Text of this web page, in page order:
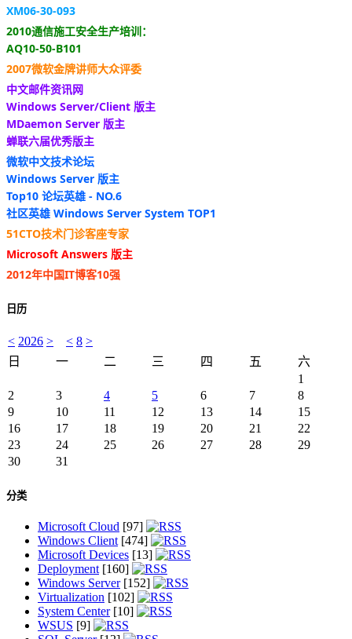
XM06-30-093
2010通信施工安全生产培训：
AQ10-50-B101
2007微软金牌讲师大众评委
中文邮件资讯网
Windows Server/Client 版主
MDaemon Server 版主
蝉联六届优秀版主
微软中文技术论坛
Windows Server 版主
Top10 论坛英雄 - NO.6
社区英雄 Windows Server System TOP1
51CTO技术门诊客座专家
Microsoft Answers 版主
2012年中国IT博客10强
日历
< 2026 > < 8 >
日
一 二 三 四 五
六
1
2
3 4 5 6 7
8
9
10 11 12 13 14
15
16
17 18 19 20 21
22
23
24 25 26 27 28
29
30
31
分类
Microsoft Cloud [97]
Windows Client[474]
Microsoft Devices [13]
Deployment[160]
Windows Server[152]
Virtualization [102]
System Center[10]
WSUS [9]